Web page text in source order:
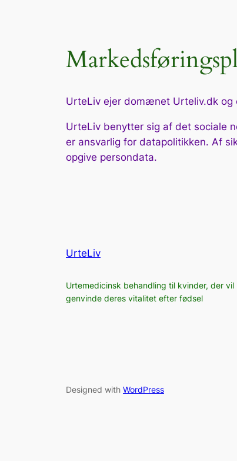
UrteLiv ejer domænet Urteliv.dk og
UrteLiv benytter sig af det sociale
er ansvarlig for datapolitikken. Af
opgive persondata.
UrteLiv
Urtemedicinsk behandling til kvinder, der vil
genvinde deres vitalitet efter fødsel
Designed with WordPress